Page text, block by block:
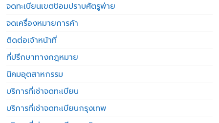
จดทะเบียนเขตป้อมปราบศัตรูพ่าย
จดเครื่องหมายการค้า
ติดต่อเจ้าหน้าที่
ที่ปรึกษาทางกฎหมาย
นิคมอุตสาหกรรม
บริการที่เช่าจดทะเบียน
บริการที่เช่าจดทะเบียนกรุงเทพ